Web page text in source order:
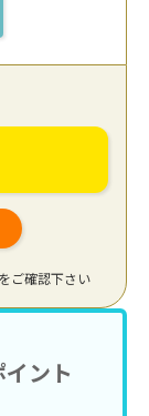
をご確認下さい
ント